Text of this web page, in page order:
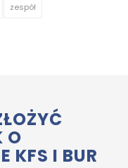
zespół
O
KFS I BUR